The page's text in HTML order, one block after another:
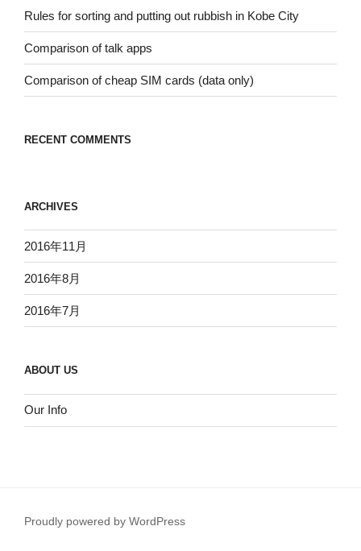
Rules for sorting and putting out rubbish in Kobe City
Comparison of talk apps
Comparison of cheap SIM cards (data only)
RECENT COMMENTS
ARCHIVES
2016年11月
2016年8月
2016年7月
ABOUT US
Our Info
Proudly powered by WordPress